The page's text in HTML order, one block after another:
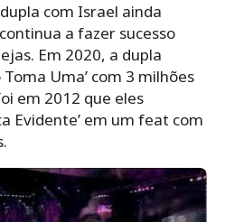
com Israel ainda
a fazer sucesso
Em 2020, a dupla
Uma’ com 3 milhões
em 2012 que eles
Evidente’ em um feat com